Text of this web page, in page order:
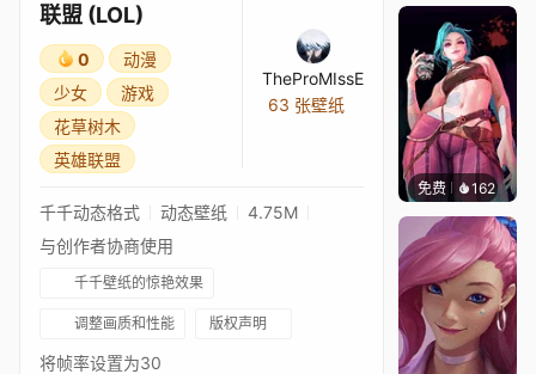
联盟 (LOL)
0
动漫
少女
游戏
花草树木
英雄联盟
TheProMIssE
63 张壁纸
千千动态格式 动态壁纸
4.75M
与创作者协商使用
千千壁纸的惊艳效果
调整画质和性能 版权声明
将帧率设置为30
免费 162